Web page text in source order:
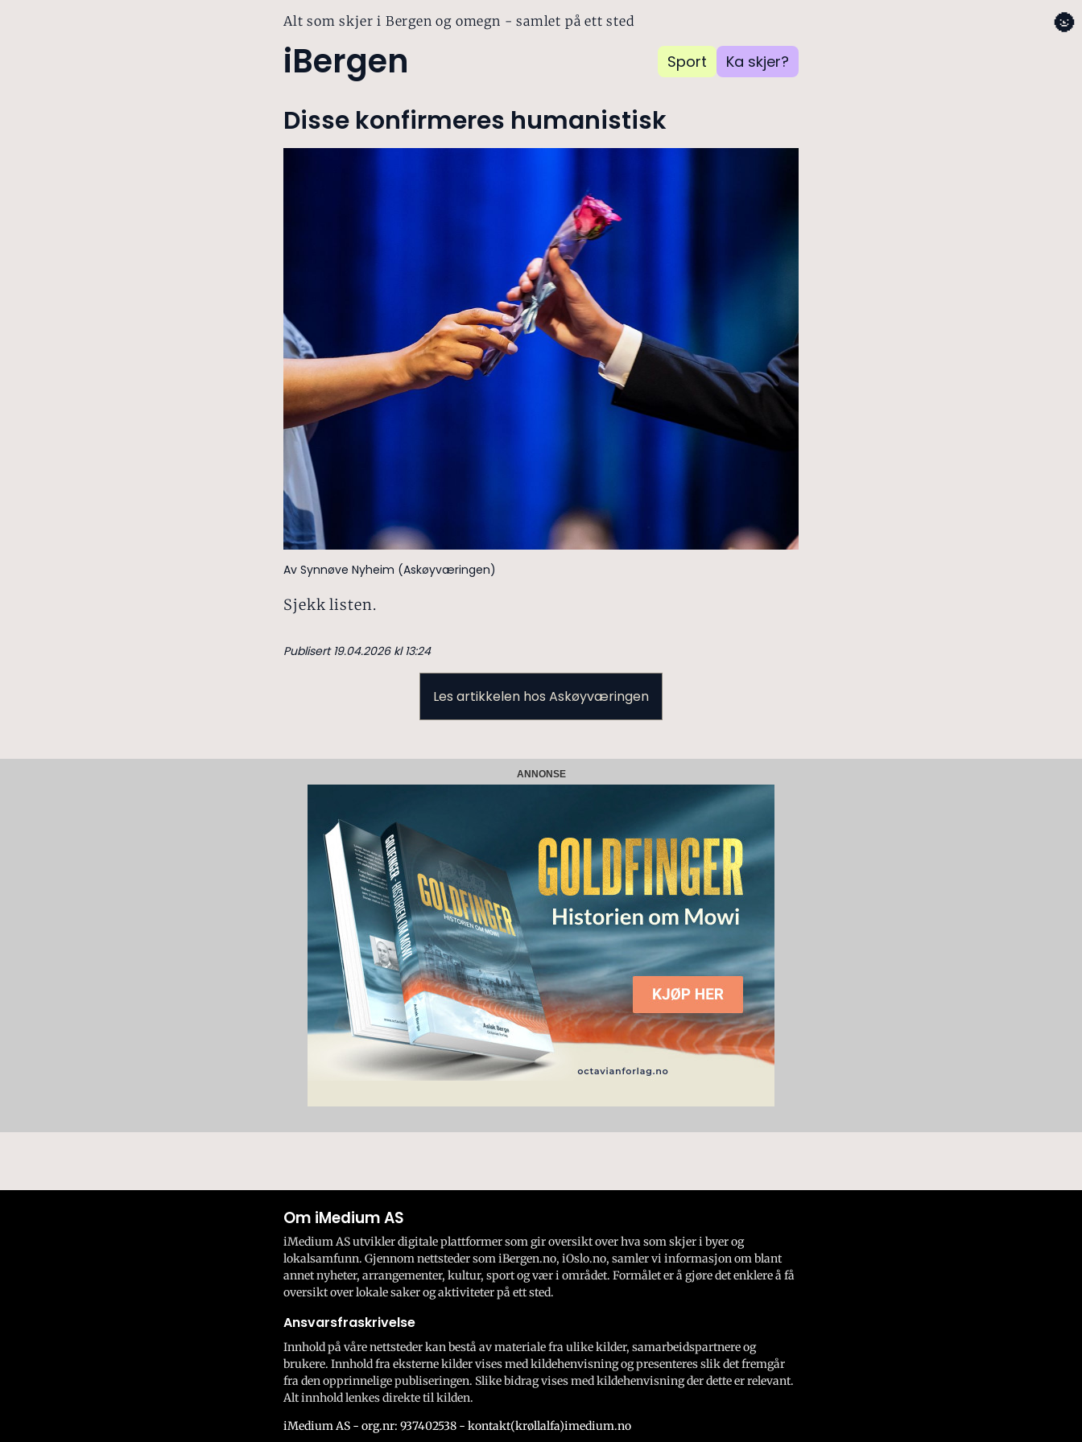
Alt som skjer i Bergen og omegn - samlet på ett sted
iBergen Sport Ka skjer?
🌚
Disse konfirmeres humanistisk
Av Synnøve Nyheim (Askøyværingen)
Sjekk listen.
Publisert 19.04.2026 kl 13:24
Les artikkelen hos Askøyværingen
ANNONSE
Om iMedium AS
iMedium AS utvikler digitale plattformer som gir oversikt over hva som skjer i byer og
lokalsamfunn. Gjennom nettsteder som iBergen.no, iOslo.no, samler vi informasjon om blant
annet nyheter, arrangementer, kultur, sport og vær i området. Formålet er å gjøre det enklere å få
oversikt over lokale saker og aktiviteter på ett sted.
Ansvarsfraskrivelse
Innhold på våre nettsteder kan bestå av materiale fra ulike kilder, samarbeidspartnere og
brukere. Innhold fra eksterne kilder vises med kildehenvisning og presenteres slik det fremgår
fra den opprinnelige publiseringen. Slike bidrag vises med kildehenvisning der dette er relevant.
Alt innhold lenkes direkte til kilden.
iMedium AS - org.nr: 937402538 - kontakt(krøllalfa)imedium.no